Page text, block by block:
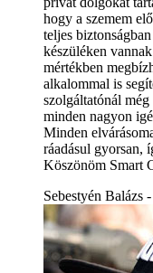
hogy a szemem
teljes
készüléken
mértékben
alkalommal is
szolgáltatónál
minden nagyon
Minden
ráadásul gyorsan,
Köszönöm Smart
Sebestyén Balázs